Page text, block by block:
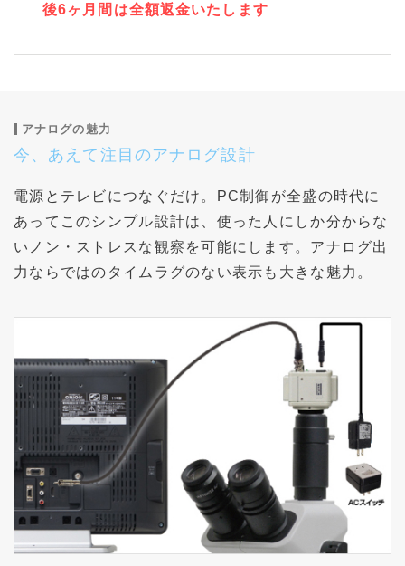
後6ヶ月間は全額返金いたします
アナログの魅力
今、あえて注目のアナログ設計
電源とテレビにつなぐだけ。PC制御が全盛の時代に
あってこのシンプル設計は、使った人にしか分からな
いノン・ストレスな観察を可能にします。アナログ出
力ならではのタイムラグのない表示も大きな魅力。